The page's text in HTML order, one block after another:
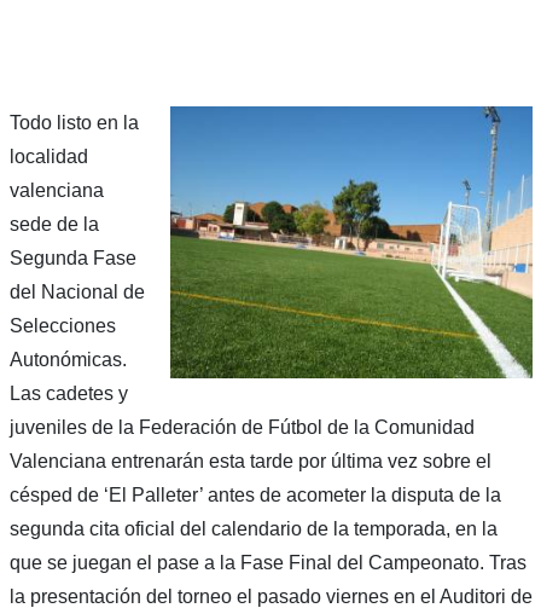
Todo listo en la
localidad
valenciana
sede de la
Segunda Fase
del Nacional de
Selecciones
Autonómicas.
Las cadetes y
juveniles de la Federación de Fútbol de la Comunidad
Valenciana entrenarán esta tarde por última vez sobre el
césped de ‘El Palleter’ antes de acometer la disputa de la
segunda cita oficial del calendario de la temporada, en la
que se juegan el pase a la Fase Final del Campeonato. Tras
la presentación del torneo el pasado viernes en el Auditori de